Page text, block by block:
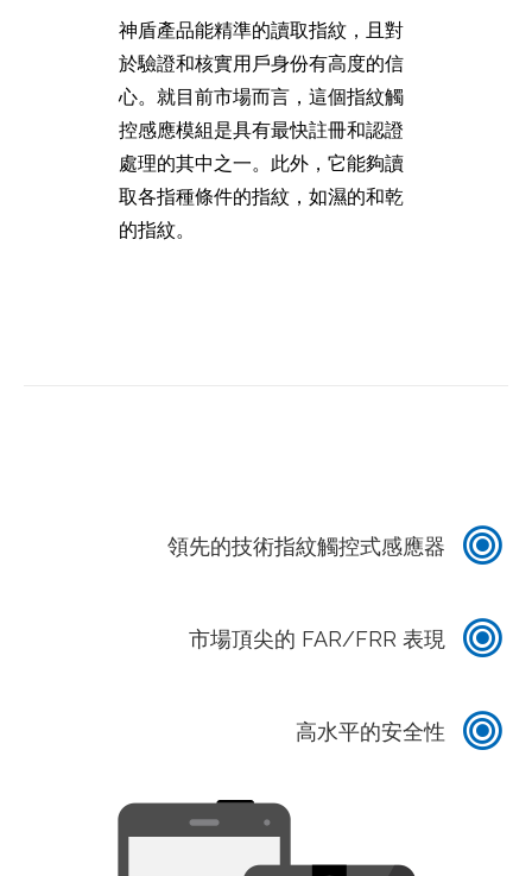
神盾產品能精準的讀取指紋，且對
於驗證和核實用戶身份有高度的信
心。就目前市場而言，這個指紋觸
控感應模組是具有最快註冊和認證
處理的其中之一。此外，它能夠讀
取各指種條件的指紋，如濕的和乾
的指紋。
領先的技術指紋觸控式感應器
市場頂尖的 FAR/FRR 表現
高水平的安全性